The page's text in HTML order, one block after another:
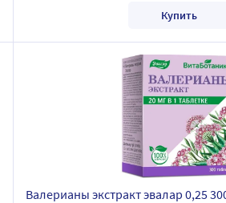
Купить
Валерианы экстракт эвалар 0,25